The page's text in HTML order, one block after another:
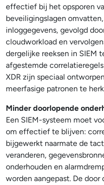
effectief bij het opsporen
beveiligingslagen
inloggegevens, gevolgd
cloudworkload en
dergelijke reeksen in SIEM
afgestemde
XDR zijn speciaal
meerfasige patronen te
Minder doorlopende
Een SIEM-systeem moet
om effectief te blijven:
bijgewerkt naarmate de
veranderen,
onderhouden en
worden aangepast. De